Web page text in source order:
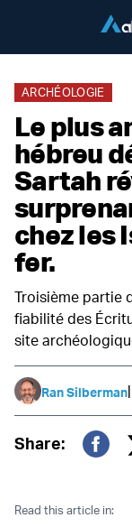
ARCHÉOLOGIE
Le plus
hébreu
Sartah
chez les
fer.
Troisième partie
fiabilité des
site
Ran Silberman|
Share:
Read this article in: